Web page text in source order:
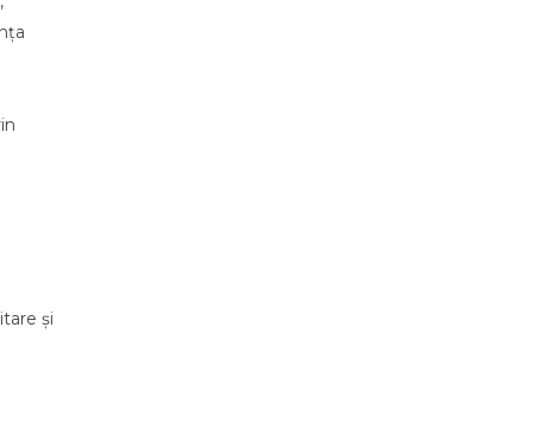
și